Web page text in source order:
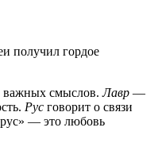
получил гордое
важных смыслов.Лавр —
Рус говорит о связи
— это любовь